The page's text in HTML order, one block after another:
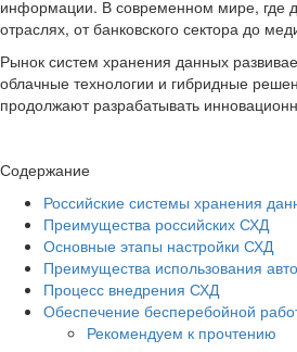
информации. В современном мире, где
отраслях, от банковского сектора до
Рынок систем хранения данных
облачные технологии и гибридные
продолжают разрабатывать
Содержание
Российские системы хранения
Преимущества российских СХД
Основные этапы настройки СХД
Преимущества использования
Процесс внедрения СХД
Обеспечение бесперебойной
Рекомендуем к прочтению